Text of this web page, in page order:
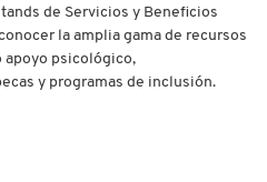
de Servicios y Beneficios
la amplia gama de recursos
apoyo psicológico,
y programas de inclusión.